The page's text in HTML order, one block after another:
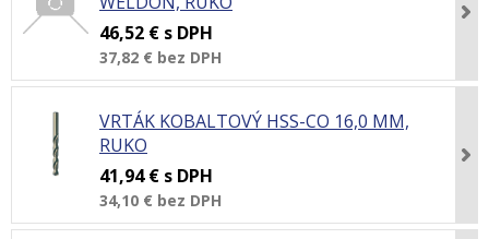
46,52 € s DPH
37,82 € bez DPH
VRTÁK KOBALTOVÝ HSS-CO 16,0 MM,
RUKO
41,94 € s DPH
34,10 € bez DPH